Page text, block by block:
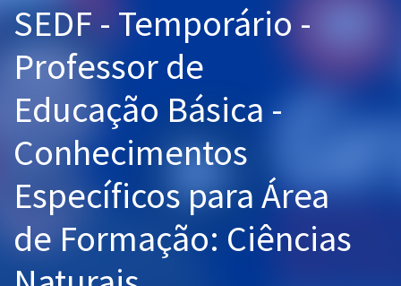
Cursos 20% OFF
Pós
Graduação
OAB
Questões grátis
SEDF - Temporário -
Professor de
Educação Básica -
Conhecimentos
Específicos para Área
de Formação: Ciências